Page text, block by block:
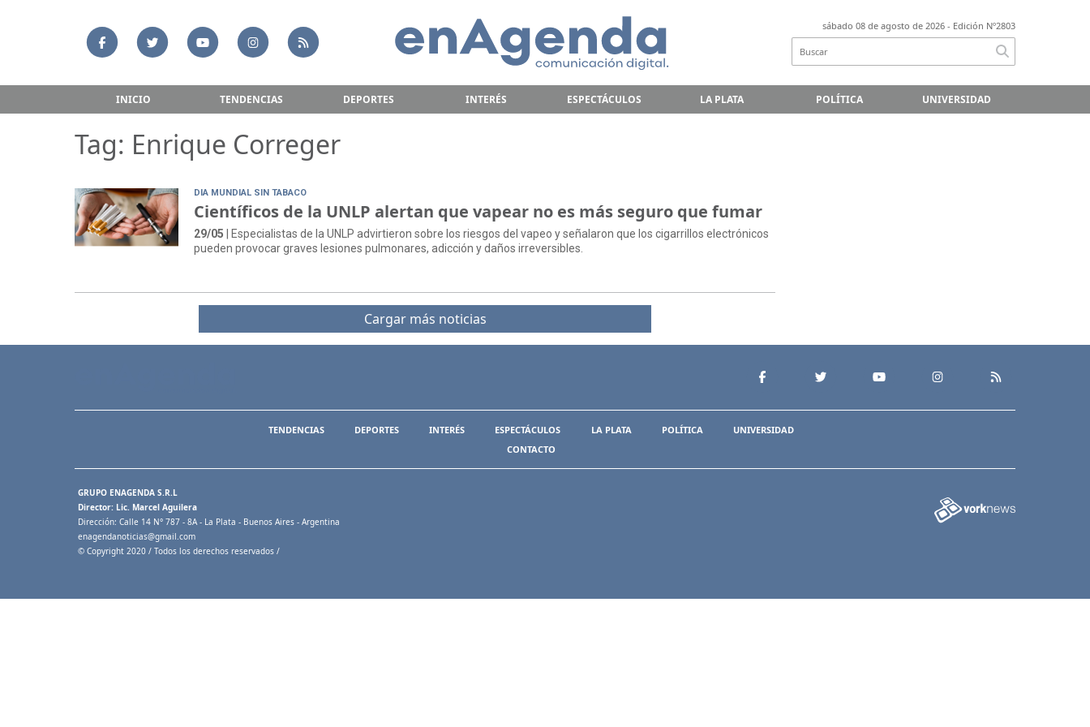
sábado 08 de agosto de 2026 - Edición Nº2803
INICIO TENDENCIAS DEPORTES INTERÉS ESPECTÁCULOS LA PLATA POLÍTICA UNIVERSIDAD
Tag: Enrique Correger
DIA MUNDIAL SIN TABACO
Científicos de la UNLP alertan que vapear no es más seguro que fumar
29/05 | Especialistas de la UNLP advirtieron sobre los riesgos del vapeo y señalaron que los cigarrillos electrónicos
pueden provocar graves lesiones pulmonares, adicción y daños irreversibles.
Cargar más noticias
TENDENCIAS DEPORTES INTERÉS ESPECTÁCULOS LA PLATA POLÍTICA
UNIVERSIDAD
CONTACTO
GRUPO ENAGENDA S.R.L
Director: Lic. Marcel Aguilera
Dirección: Calle 14 N° 787 - 8A - La Plata - Buenos Aires - Argentina
enagendanoticias@gmail.com
© Copyright 2020 / Todos los derechos reservados /